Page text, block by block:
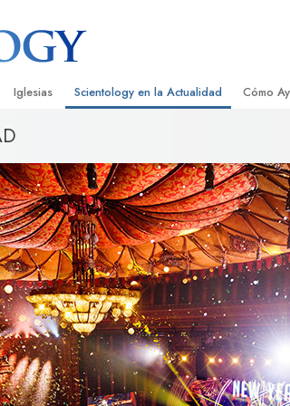
acerca de
Scientology
Iglesias
Encontrar una Iglesia
Iglesias Ideales de Scientology
Organizaciones Avanzadas
Base en Tierra de Flag
Freewinds
Llevando Scientology al Mundo
Scientology en la Actualidad
Eventos de Scientology
David Miscavige: Líder Eclesiástico de
Scientology
Cómo
Applied
Criminon
La
Unidos